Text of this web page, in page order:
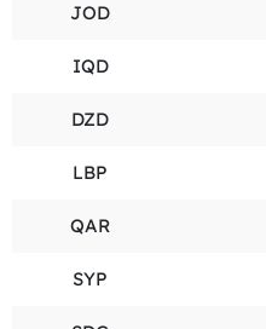
JOD
IQD
DZD
LBP
QAR
SYP